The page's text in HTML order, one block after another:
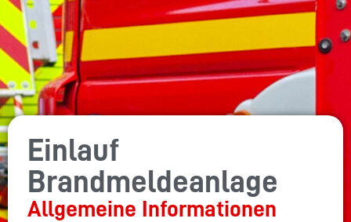
Einlauf
Brandmeldeanlage
Allgemeine Informationen